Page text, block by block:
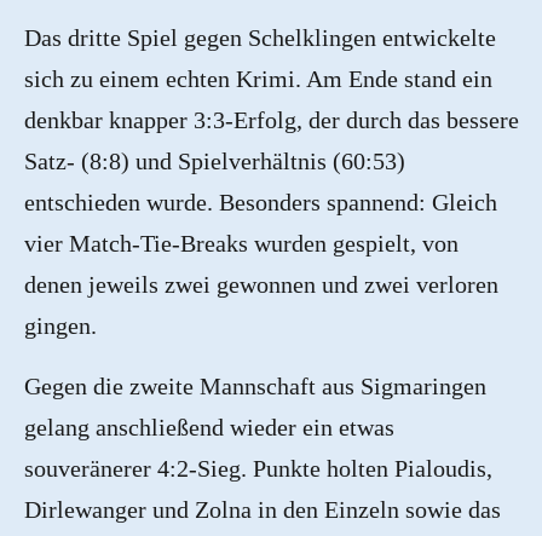
Das dritte Spiel gegen Schelklingen entwickelte
sich zu einem echten Krimi. Am Ende stand ein
denkbar knapper 3:3-Erfolg, der durch das bessere
Satz- (8:8) und Spielverhältnis (60:53)
entschieden wurde. Besonders spannend: Gleich
vier Match-Tie-Breaks wurden gespielt, von
denen jeweils zwei gewonnen und zwei verloren
gingen.
Gegen die zweite Mannschaft aus Sigmaringen
gelang anschließend wieder ein etwas
souveränerer 4:2-Sieg. Punkte holten Pialoudis,
Dirlewanger und Zolna in den Einzeln sowie das